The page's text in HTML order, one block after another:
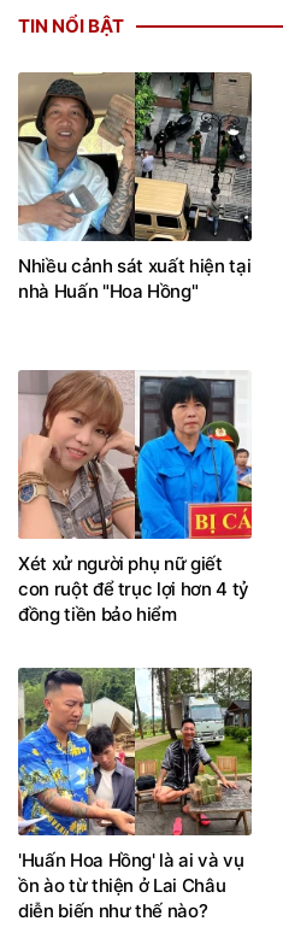
TIN NỔI BẬT
Nhiều cảnh sát xuất hiện tại
nhà Huấn "Hoa Hồng"
Xét xử người phụ nữ giết
con ruột để trục lợi hơn 4 tỷ
đồng tiền bảo hiểm
'Huấn Hoa Hồng' là ai và vụ
ồn ào từ thiện ở Lai Châu
diễn biến như thế nào?